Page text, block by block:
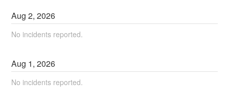
Aug2,2026
No incidents reported.
Aug 1,2026
No incidents reported.